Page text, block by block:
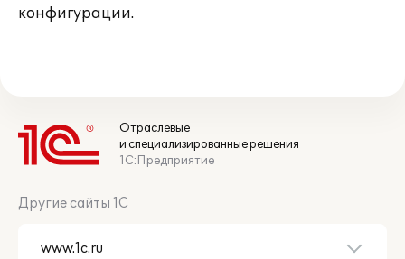
конфигурации.
Отраслевые
и специализированные решения
1С:Предприятие
Другие сайты 1С